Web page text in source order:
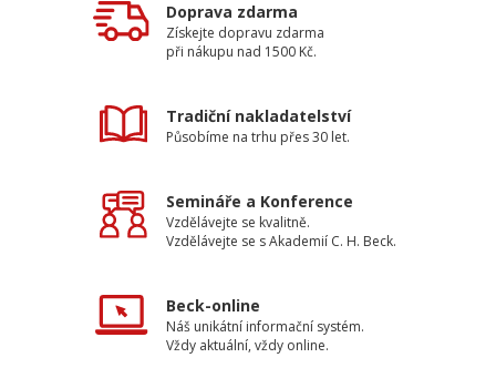
Doprava zdarma
Získejte dopravu zdarma
při nákupu nad 1500 Kč.
Tradiční nakladatelství
Působíme na trhu přes 30 let.
Semináře a Konference
Vzdělávejte se kvalitně.
Vzdělávejte se s Akademií C. H. Beck.
Beck-online
Náš unikátní informační systém.
Vždy aktuální, vždy online.